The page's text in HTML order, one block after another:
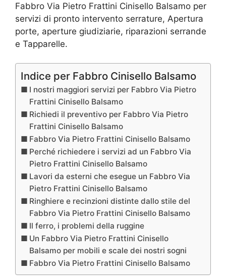
Fabbro Via Pietro Frattini Cinisello Balsamo per
servizi di pronto intervento serrature, Apertura
porte, aperture giudiziarie, riparazioni serrande
e Tapparelle.
Indice per Fabbro Cinisello Balsamo
I nostri maggiori servizi per Fabbro Via Pietro
Frattini Cinisello Balsamo
Richiedi il preventivo per Fabbro Via Pietro
Frattini Cinisello Balsamo
Fabbro Via Pietro Frattini Cinisello Balsamo
Perché richiedere i servizi ad un Fabbro Via
Pietro Frattini Cinisello Balsamo
Lavori da esterni che esegue un Fabbro Via
Pietro Frattini Cinisello Balsamo
Ringhiere e recinzioni distinte dallo stile del
Fabbro Via Pietro Frattini Cinisello Balsamo
Il ferro, i problemi della ruggine
Un Fabbro Via Pietro Frattini Cinisello
Balsamo per mobili e scale dei nostri sogni
Fabbro Via Pietro Frattini Cinisello Balsamo